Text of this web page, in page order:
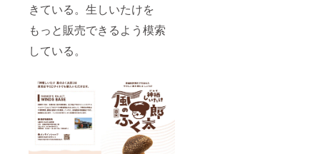
きている。生しいたけを
もっと販売できるよう模索
している。